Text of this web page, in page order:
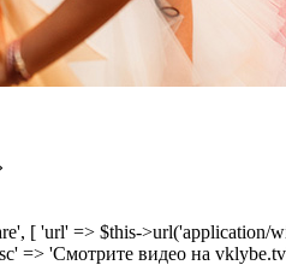
[ 'url' => $this-
=> 'Смотрите видео на